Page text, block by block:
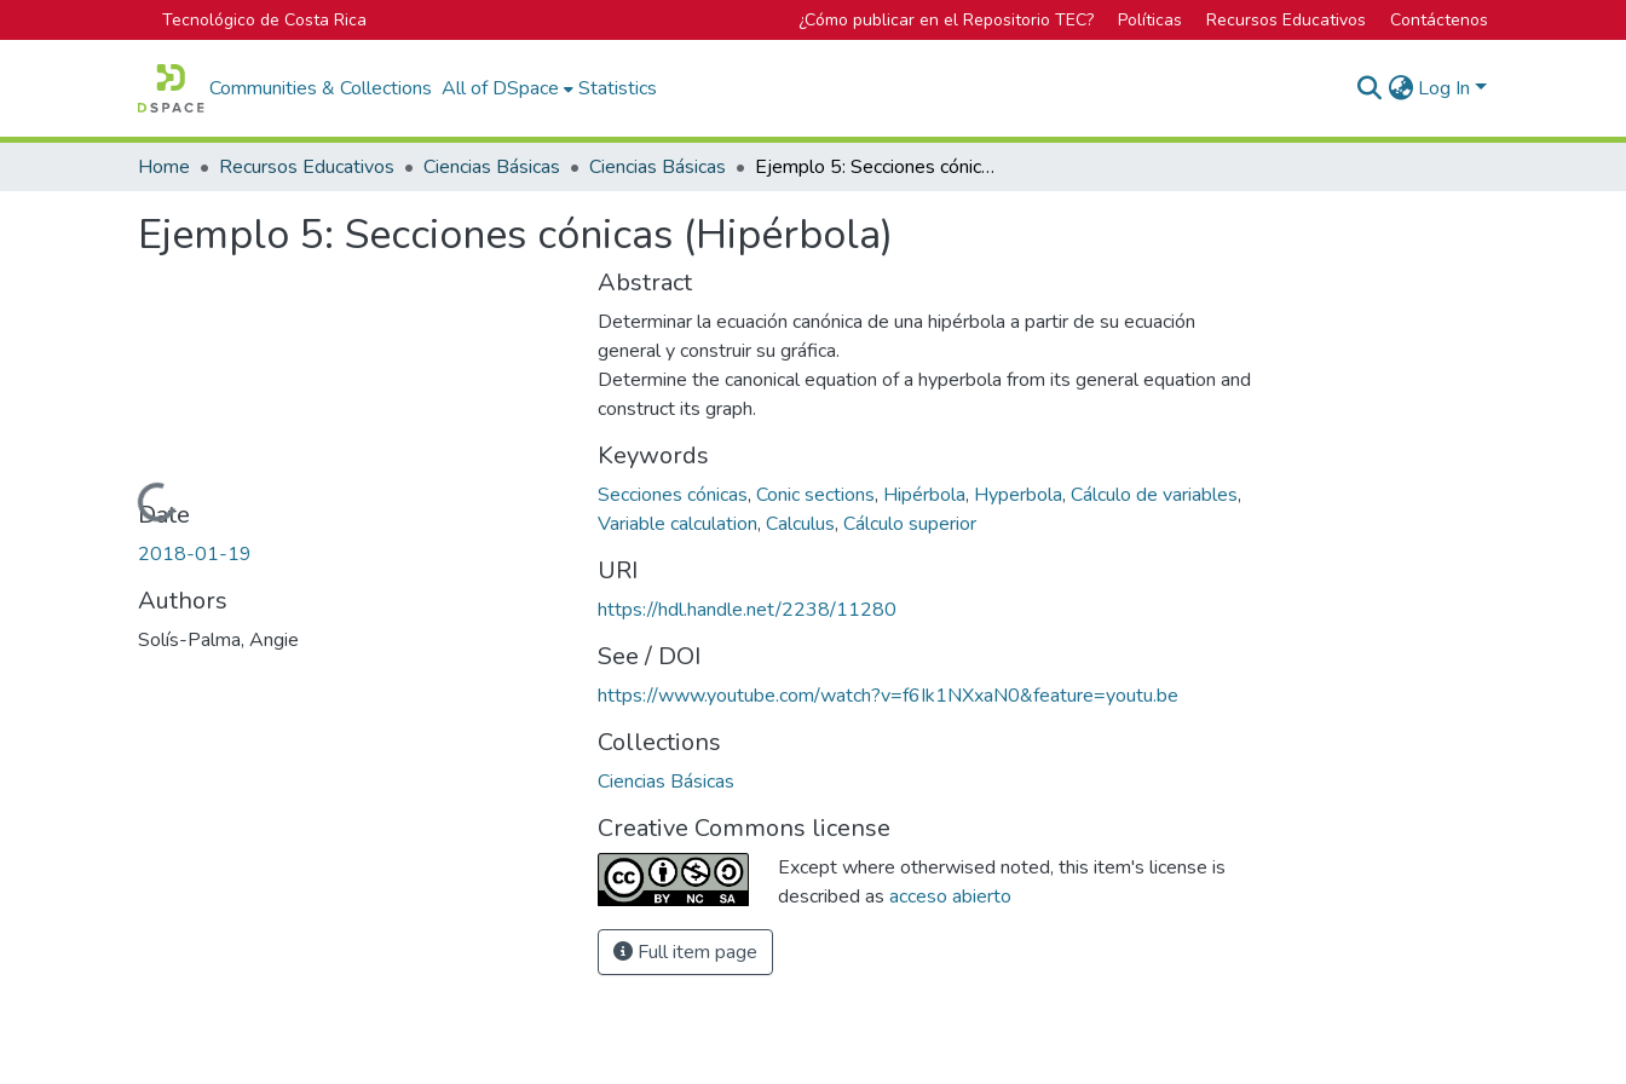
Tecnológico de Costa Rica ¿Cómo publicar en el Repositorio TEC? Políticas Recursos Educativos Contáctenos
Communities & Collections All of DSpace Statistics Log In
Home Recursos Educativos Ciencias Básicas Ciencias Básicas Ejemplo 5: Secciones cónicas (Hipérbola)
Ejemplo 5: Secciones cónicas (Hipérbola)
Loading...
Date
2018-01-19
Authors
Solís-Palma, Angie
Abstract
Determinar la ecuación canónica de una hipérbola a partir de su ecuación
general y construir su gráfica.
Determine the canonical equation of a hyperbola from its general equation and
construct its graph.
Keywords
Secciones cónicas, Conic sections, Hipérbola, Hyperbola, Cálculo de variables,
Variable calculation, Calculus, Cálculo superior
URI
https://hdl.handle.net/2238/11280
See / DOI
https://www.youtube.com/watch?v=f6Ik1NXxaN0&feature=youtu.be
Collections
Ciencias Básicas
Creative Commons license
Except where otherwised noted, this item's license is
described as acceso abierto
Full item page